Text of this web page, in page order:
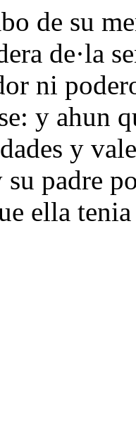
de su
de·la
ni
y ahun
y
su padre
ella